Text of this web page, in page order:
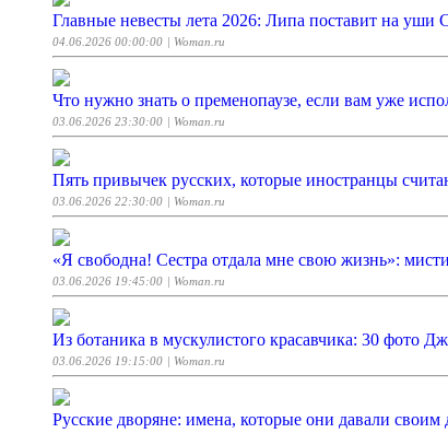
Главные невесты лета 2026: Липа поставит на уши
04.06.2026 00:00:00 | Woman.ru
Что нужно знать о пременопаузе, если вам уже
03.06.2026 23:30:00 | Woman.ru
Пять привычек русских, которые иностранцы
03.06.2026 22:30:00 | Woman.ru
«Я свободна! Сестра отдала мне свою жизнь»:
03.06.2026 19:45:00 | Woman.ru
Из ботаника в мускулистого красавчика: 30 фото
03.06.2026 19:15:00 | Woman.ru
Русские дворяне: имена, которые они давали